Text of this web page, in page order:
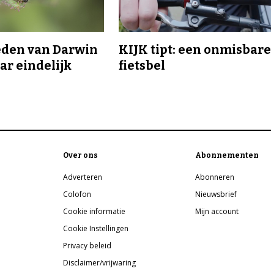
van Darwin
eindelijk
KIJK tipt: een onmisbare
fietsbel
Over ons
Adverteren
Colofon
Cookie informatie
Cookie Instellingen
Privacy beleid
Disclaimer/vrijwaring
Abonnementen
Abonneren
Nieuwsbrief
Mijn account